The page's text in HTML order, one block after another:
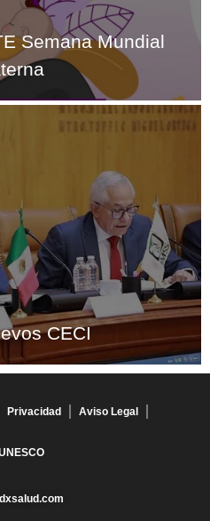
Semana Mundial
CECI
Privacidad Aviso Legal